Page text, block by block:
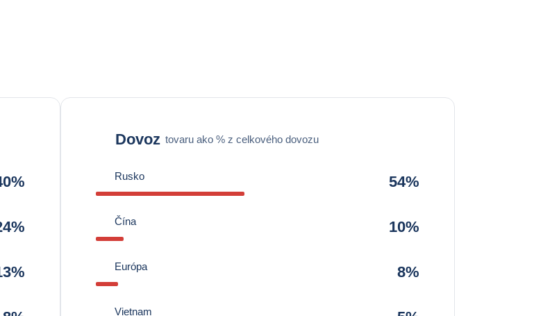
Dovoz tovaru ako % z celkového dovozu
Rusko 54%
Čína 10%
Európa 8%
Vietnam